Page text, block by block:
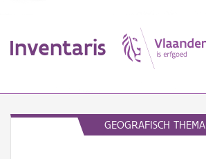
Inventaris
GEOGRAFISCH THEMA